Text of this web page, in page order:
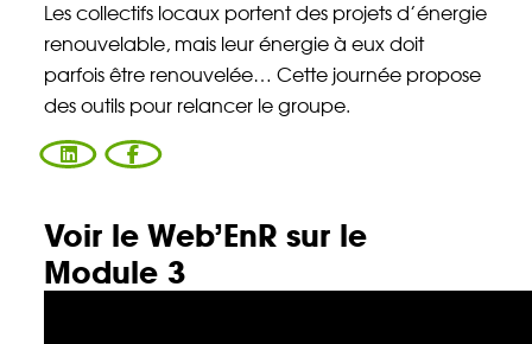
Court-circuit EnRoute
Chaque mois, suivez l'actualité pour bien
comprendre les enjeux de l'énergie citoyenne, et
découvrez les nouveaux projets !
Les collectifs locaux portent des projets d’énergie
renouvelable, mais leur énergie à eux doit
parfois être renouvelée… Cette journée propose
des outils pour relancer le groupe.
Voir le Web’EnR sur le
Module 3